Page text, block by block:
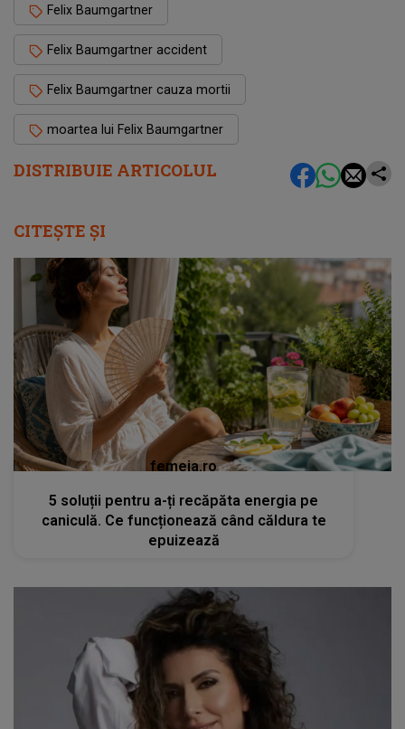
DISTRIBUIE ARTICOLUL
Felix Baumgartner
Felix Baumgartner accident
Felix Baumgartner cauza mortii
moartea lui Felix Baumgartner
CITEȘTE ȘI
femeia.ro
5 soluții pentru a-ți recăpăta energia pe
caniculă. Ce funcționează când căldura te
epuizează